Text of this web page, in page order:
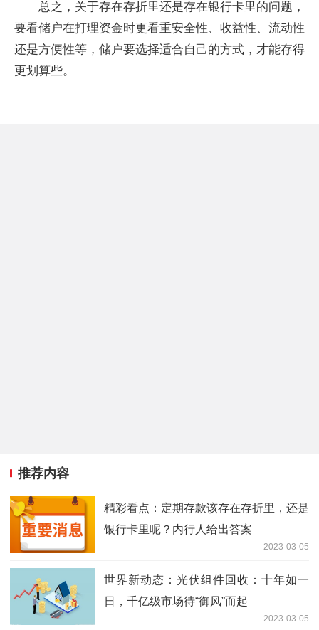
总之，关于存在存折里还是存在银行卡里的问题，
要看储户在打理资金时更看重安全性、收益性、流动性
还是方便性等，储户要选择适合自己的方式，才能存得
更划算些。
推荐内容
精彩看点：定期存款该存在存折里，还是
银行卡里呢？内行人给出答案
2023-03-05
世界新动态：光伏组件回收：十年如一
日，千亿级市场待“御风”而起
2023-03-05